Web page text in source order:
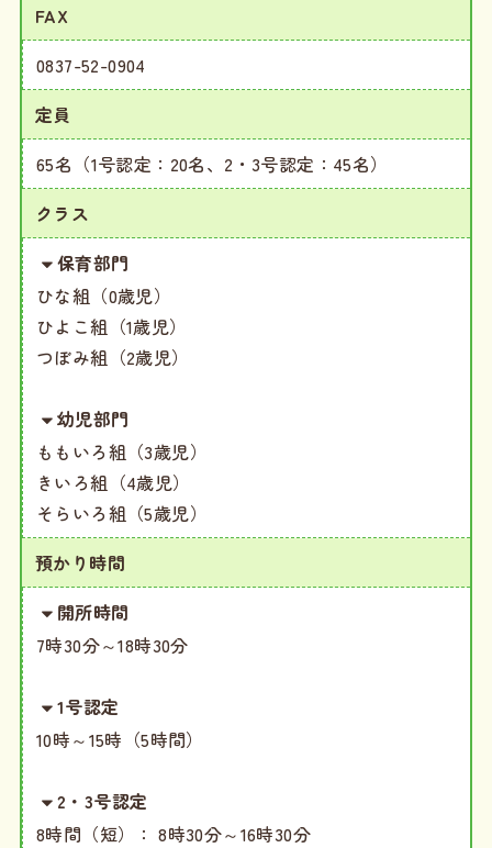
FAX
0837-52-0904
定員
65名（1号認定：20名、2・3号認定：45名）
クラス
保育部門
ひな組（0歳児）
ひよこ組（1歳児）
つぼみ組（2歳児）
幼児部門
ももいろ組（3歳児）
きいろ組（4歳児）
そらいろ組（5歳児）
預かり時間
開所時間
7時30分～18時30分
1号認定
10時～15時（5時間）
2・3号認定
8時間（短）： 8時30分～16時30分